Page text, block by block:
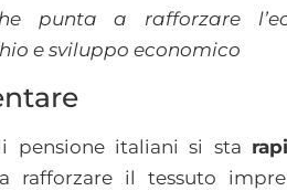
punta a rafforzare
e sviluppo economico
pensione italiani si sta
rafforzare il tessuto